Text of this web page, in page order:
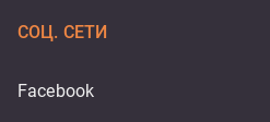
СОЦ. СЕТИ
Facebook